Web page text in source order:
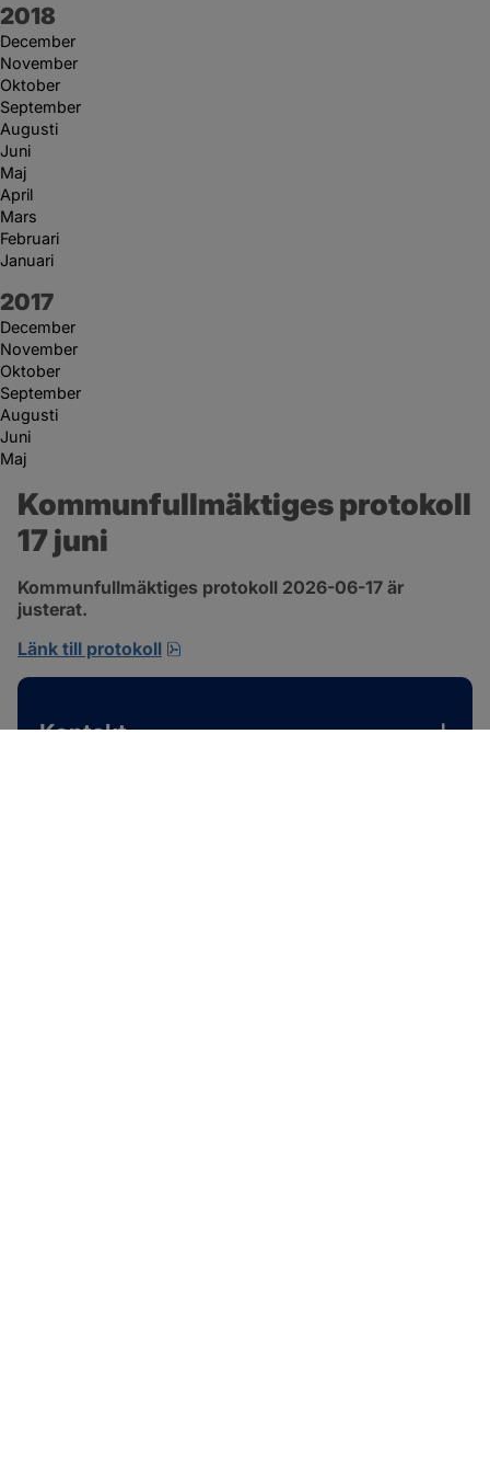
År:
2018
December
November
Oktober
September
Augusti
Juni
Maj
April
Mars
Februari
Januari
År:
2017
December
November
Oktober
September
Augusti
Juni
Maj
Kommunfullmäktiges protokoll
17 juni
Kommunfullmäktiges protokoll 2026-06-17 är
justerat.
Länk till protokoll
Kontakt